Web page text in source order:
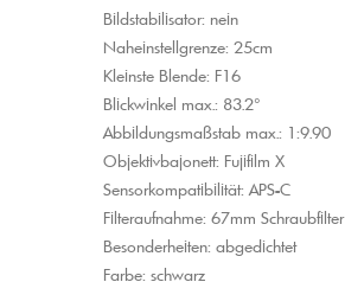
Bildstabilisator: nein
Naheinstellgrenze: 25cm
Kleinste Blende: F16
Blickwinkel max.: 83.2°
Abbildungsmaßstab max.: 1:9.90
Objektivbajonett: Fujifilm X
Sensorkompatibilität: APS-C
Filteraufnahme: 67mm Schraubfilter
Besonderheiten: abgedichtet
Farbe: schwarz